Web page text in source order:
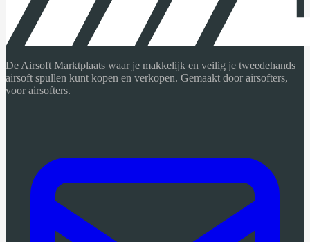
De Airsoft Marktplaats waar je makkelijk en veilig je tweedehands
airsoft spullen kunt kopen en verkopen. Gemaakt door airsofters,
voor airsofters.